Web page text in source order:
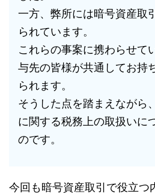
一方、弊所には暗号資産取
られています。
これらの事案に携わらせて
与先の皆様が共通してお持
られます。
そうした点を踏まえながら
に関する税務上の取扱いに
のです。
今回も暗号資産取引で役立つ